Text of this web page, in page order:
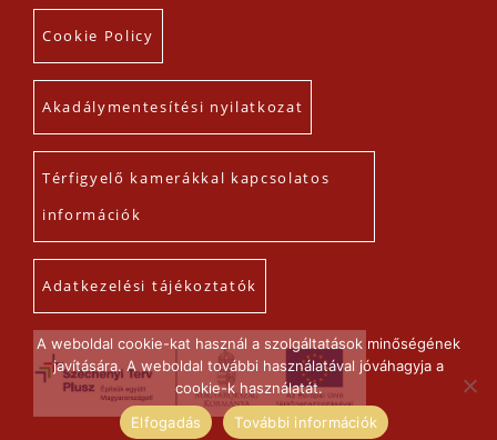
Cookie Policy
Akadálymentesítési nyilatkozat
Térfigyelő kamerákkal kapcsolatos
információk
Adatkezelési tájékoztatók
A weboldal cookie-kat használ a szolgáltatások minőségének
javítására. A weboldal további használatával jóváhagyja a
cookie-k használatát.
Elfogadás
További információk